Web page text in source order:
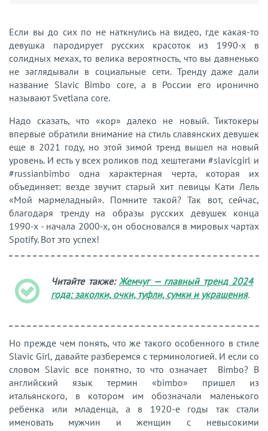
Если вы до сих по не наткнулись на видео, где какая-то
девушка пародирует русских красоток из 1990-х в
солидных мехах, то велика вероятность, что вы давненько
не заглядывали в социальные сети. Тренду даже дали
название Slavic Bimbo core, а в России его иронично
называют Svetlana core.
Надо сказать, что «кор» далеко не новый. Тиктокеры
впервые обратили внимание на стиль славянских девушек
еще в 2021 году, но этой зимой тренд вышел на новый
уровень. И есть у всех роликов под хештегами #slavicgirl и
#russianbimbo одна характерная черта, которая их
объединяет: везде звучит старый хит певицы Кати Лель
«Мой мармеладный». Помните такой? Так вот, сейчас,
благодаря тренду на образы русских девушек конца
1990-х - начала 2000-х, он обосновался в мировых чартах
Spotify. Вот это успех!
Читайте также: Жемчуг — главный тренд 2024
года: заколки, очки, туфли, сумки и украшения.
Но прежде чем понять, что же такого особенного в стиле
Slavic Girl, давайте разберемся с терминологией. И если со
словом Slavic все понятно, то что означает Bimbo? В
английский язык термин «bimbo» пришел из
итальянского, в котором им обозначали маленького
ребенка или младенца, а в 1920-е годы так стали
именовать мужчин и женщин с невысокими